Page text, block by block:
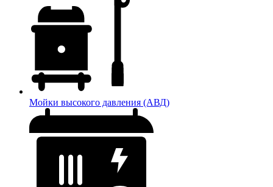
Мойки высокого давления (АВД)